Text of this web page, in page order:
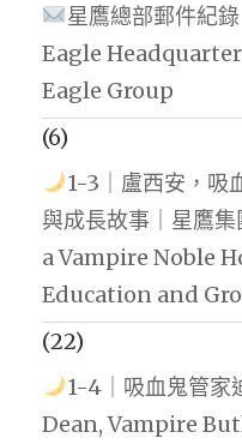
星鷹總部郵件紀
Eagle
Eagle Group
(6)
1-3｜盧西安，吸
與成長故事｜星鷹
a Vampire Noble
Education and
(22)
1-4｜吸血鬼管家
Dean, Vampire